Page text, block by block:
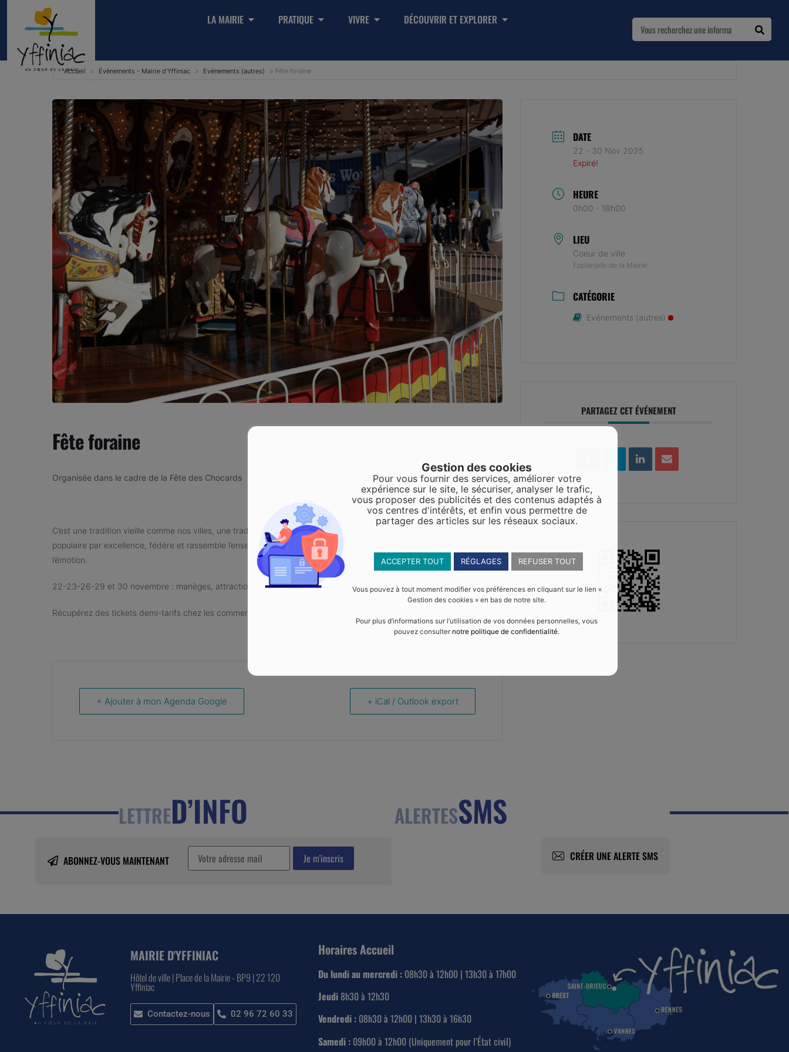
LA MAIRIE PRATIQUE VIVRE DÉCOUVRIR ET EXPLORER
Accueil Évènements - Mairie d'Yffiniac Evénements (autres) Fête foraine
Fête foraine
Organisée dans le cadre de la Fête des Chocards
C’est une tradition vieille comme nos villes, une tradition festive multiséculaire et fascinante. La culture forain, art
populaire par excellence, fédère et rassemble l’ensemble de notre société autour du partage, de la féérie et de
l’émotion.
22-23-26-29 et 30 novembre : manèges, attractions et loterie.
Récupérez des tickets demi-tarifs chez les commerçants.
+ Ajouter à mon Agenda Google + iCal / Outlook export
DATE
22 - 30 Nov 2025
Expiré!
HEURE
0h00 - 18h00
LIEU
Coeur de ville
Esplanade de la Mairie
CATÉGORIE
Evénements (autres)
PARTAGEZ CET ÉVÉNEMENT
LETTRED’INFO
ABONNEZ-VOUS MAINTENANT
ALERTESSMS
CRÉER UNE ALERTE SMS
MAIRIE D'YFFINIAC
Hôtel de ville | Place de la Mairie - BP9 | 22 120
Yffiniac
Contactez-nous 02 96 72 60 33
Horaires Accueil
Du lundi au mercredi :08h30 à 12h00 | 13h30 à 17h00
Jeudi8h30 à 12h30
Vendredi :08h30 à 12h00 | 13h30 à 16h30
Samedi :09h00 à 12h00 (Uniquement pour l’État civil)
Gestion des cookies
Pour vous fournir des services, améliorer votre
expérience sur le site, le sécuriser, analyser le trafic,
vous proposer des publicités et des contenus adaptés à
vos centres d'intérêts, et enfin vous permettre de
partager des articles sur les réseaux sociaux.
ACCEPTER TOUT RÉGLAGES REFUSER TOUT
Vous pouvez à tout moment modifier vos préférences en cliquant sur le lien «
Gestion des cookies » en bas de notre site.
Pour plus d’informations sur l’utilisation de vos données personnelles, vous
pouvez consulter notre politique de confidentialité.